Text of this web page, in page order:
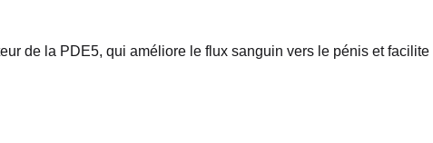
de la PDE5, qui améliore le flux sanguin vers le pénis et facilite